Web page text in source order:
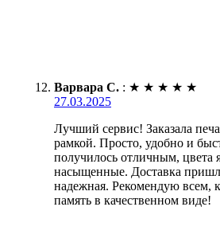
Варвара С. : ★ ★ ★ ★ ★
27.03.2025
Лучший сервис! Заказала
рамкой. Просто, удобно и
получилось отличным, цвета
насыщенные. Доставка
надежная. Рекомендую всем,
память в качественном виде!